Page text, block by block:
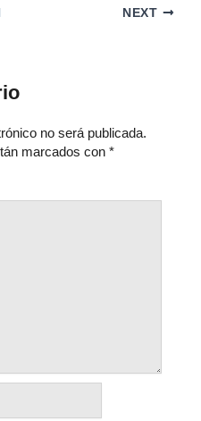
NEXT
no será publicada.
marcados con*